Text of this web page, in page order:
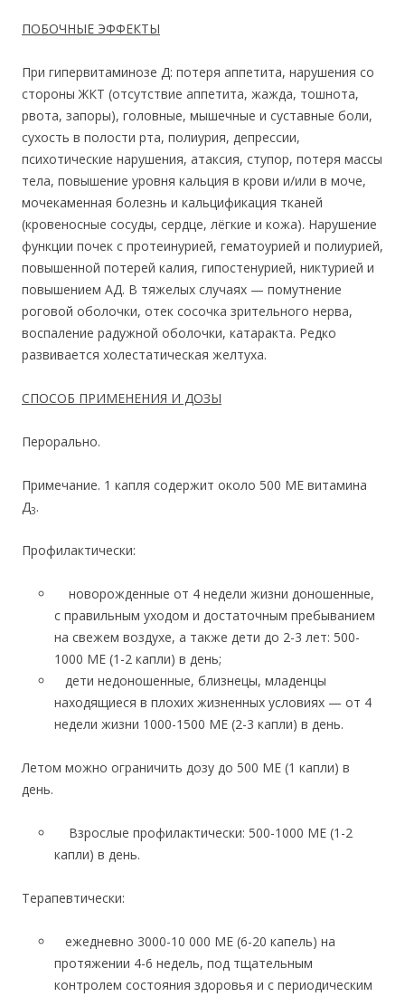
ПОБОЧНЫЕ ЭФФЕКТЫ
При гипервитаминозе Д: потеря аппетита, нарушения со
стороны ЖКТ (отсутствие аппетита, жажда, тошнота,
рвота, запоры), головные, мышечные и суставные боли,
сухость в полости рта, полиурия, депрессии,
психотические нарушения, атаксия, ступор, потеря массы
тела, повышение уровня кальция в крови и/или в моче,
мочекаменная болезнь и кальцификация тканей
(кровеносные сосуды, сердце, лёгкие и кожа). Нарушение
функции почек с протеинурией, гематоурией и полиурией,
повышенной потерей калия, гипостенурией, никтурией и
повышением АД. В тяжелых случаях — помутнение
роговой оболочки, отек сосочка зрительного нерва,
воспаление радужной оболочки, катаракта. Редко
развивается холестатическая желтуха.
СПОСОБ ПРИМЕНЕНИЯ И ДОЗЫ
Перорально.
Примечание. 1 капля содержит около 500 ME витамина
Д3.
Профилактически:
новорожденные от 4 недели жизни доношенные,
с правильным уходом и достаточным пребыванием
на свежем воздухе, а также дети до 2-3 лет: 500-
1000 ME (1-2 капли) в день;
дети недоношенные, близнецы, младенцы
находящиеся в плохих жизненных условиях — от 4
недели жизни 1000-1500 ME (2-3 капли) в день.
Летом можно ограничить дозу до 500 ME (1 капли) в
день.
Взрослые профилактически: 500-1000 ME (1-2
капли) в день.
Терапевтически:
ежедневно 3000-10 000 ME (6-20 капель) на
протяжении 4-6 недель, под тщательным
контролем состояния здоровья и с периодическим